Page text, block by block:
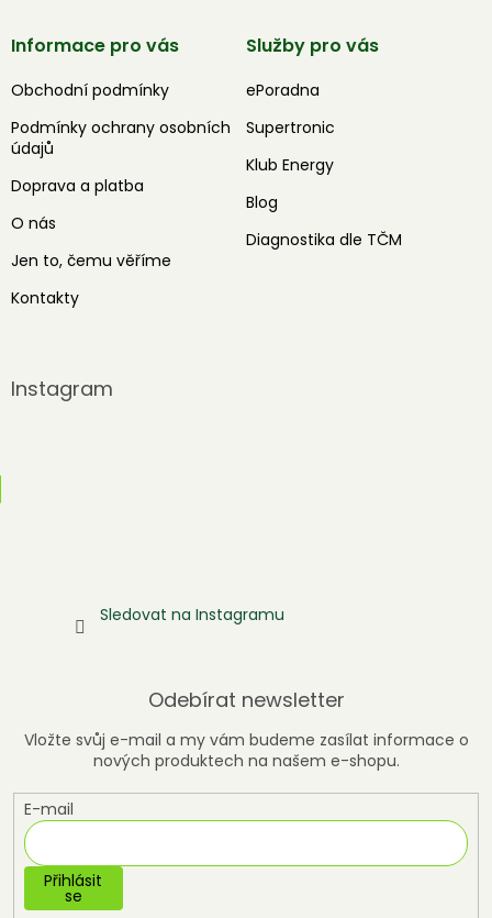
Informace pro vás
Obchodní podmínky
Podmínky ochrany osobních
údajů
Doprava a platba
O nás
Jen to, čemu věříme
Kontakty
Služby pro vás
ePoradna
Supertronic
Klub Energy
Blog
Diagnostika dle TČM
Instagram
Sledovat na Instagramu
Odebírat newsletter
Vložte svůj e-mail a my vám budeme zasílat informace o
nových produktech na našem e-shopu.
E-mail
Přihlásit
se